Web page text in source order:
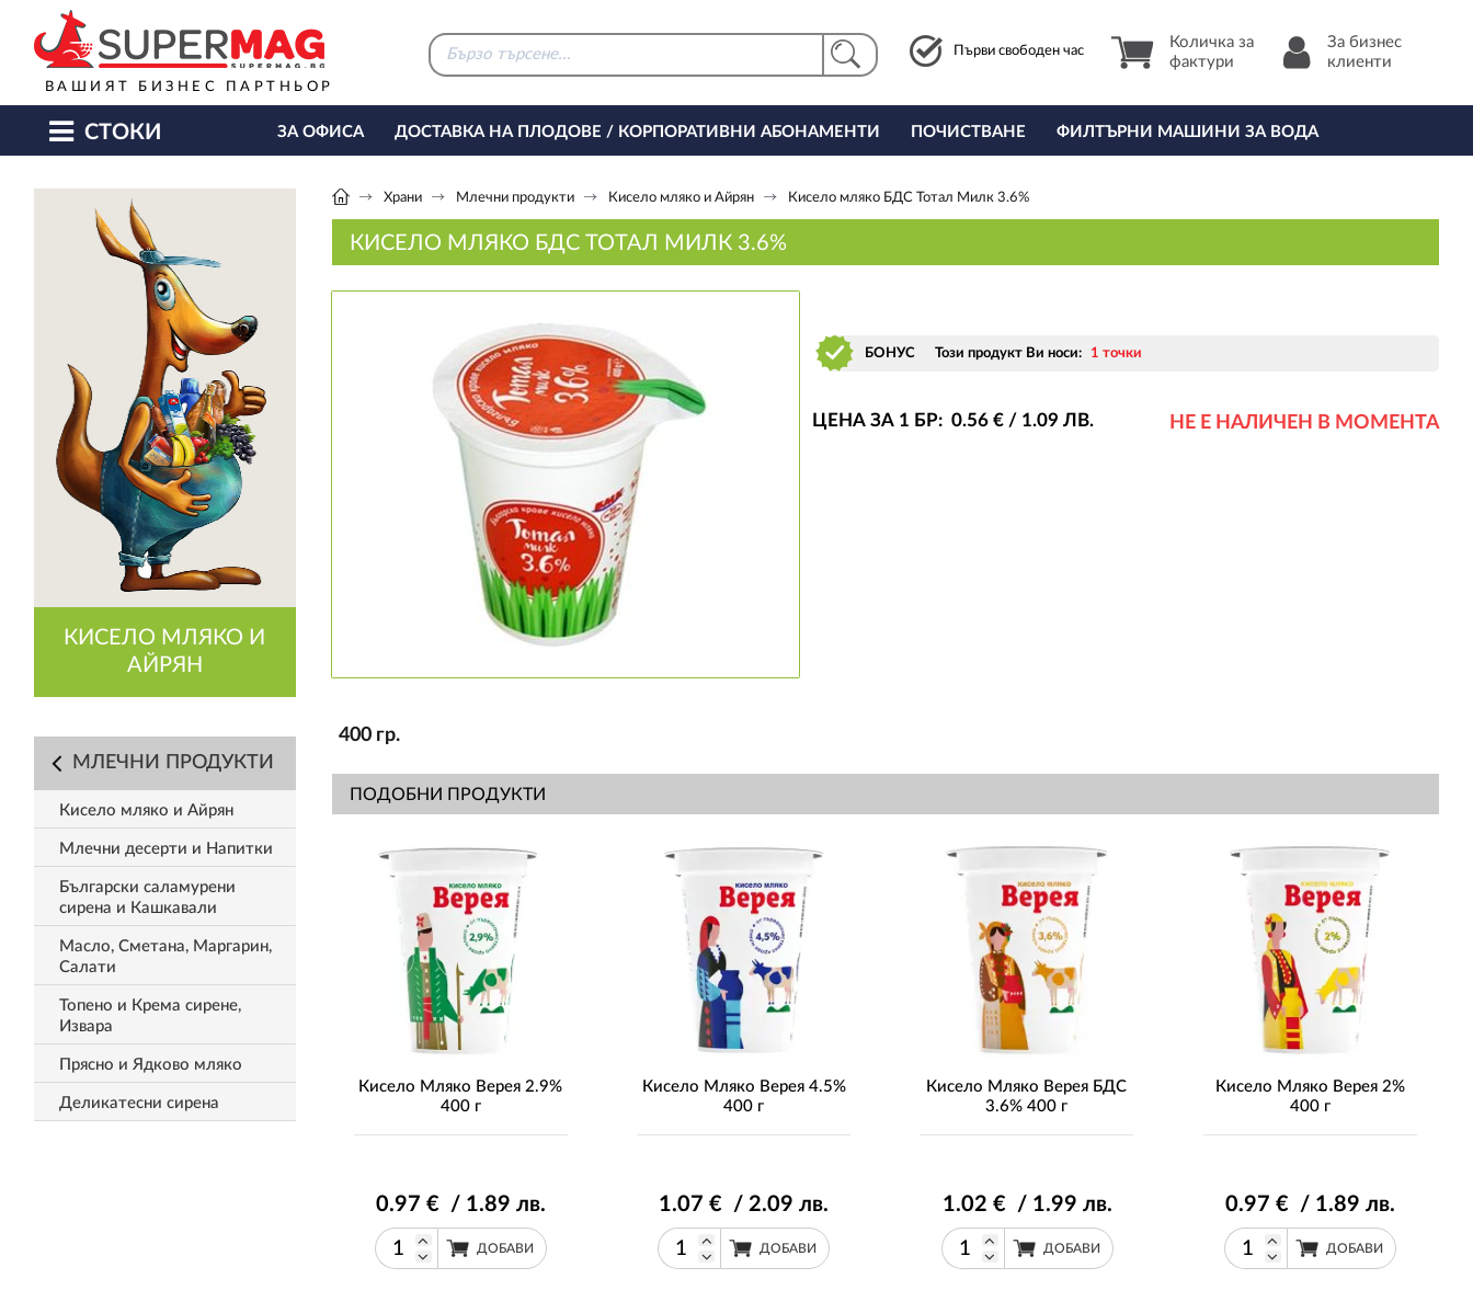
ВАШИЯТ БИЗНЕС ПАРТНЬОР
Първи свободен час
Количка за
фактури
За бизнес
клиенти
СТОКИ ЗА ОФИСА ДОСТАВКА НА ПЛОДОВЕ / КОРПОРАТИВНИ АБОНАМЕНТИ ПОЧИСТВАНЕ ФИЛТЪРНИ МАШИНИ ЗА ВОДА
КИСЕЛО МЛЯКО И
АЙРЯН
МЛЕЧНИ ПРОДУКТИ
Кисело мляко и Айрян
Млечни десерти и Напитки
Български саламурени
сирена и Кашкавали
Масло, Сметана, Маргарин,
Салати
Топено и Крема сирене,
Извара
Прясно и Ядково мляко
Деликатесни сирена
Храни Млечни продукти Кисело мляко и Айрян Кисело мляко БДС Тотал Милк 3.6%
КИСЕЛО МЛЯКО БДС ТОТАЛ МИЛК 3.6%
БОНУС Този продукт Ви носи: 1 точки
ЦЕНА ЗА 1 БР: 0.56€ / 1.09 ЛВ. НЕ Е НАЛИЧЕН В МОМЕНТА
400 гр.
ПОДОБНИ ПРОДУКТИ
Кисело Мляко Верея 2.9%
400 г
0.97 € / 1.89 лв.
ДОБАВИ
Кисело Мляко Верея 4.5%
400 г
1.07 € / 2.09 лв.
ДОБАВИ
Кисело Мляко Верея БДС
3.6% 400 г
1.02 € / 1.99 лв.
ДОБАВИ
Кисело Мляко Верея 2%
400 г
0.97 € / 1.89 лв.
ДОБАВИ